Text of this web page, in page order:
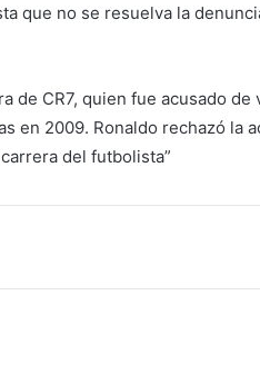
que no se resuelva la
de CR7, quien fue acusado de
en 2009. Ronaldo rechazó la
del futbolista”